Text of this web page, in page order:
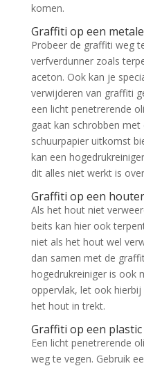
komen.
Graffiti op een
Probeer de graffiti weg
verfverdunner zoals
aceton. Ook kan je
verwijderen van graffiti
een licht penetrerende
gaat kan schrobben
schuurpapier uitkomst
kan een
dit alles niet werkt is
Graffiti op een
Als het hout niet
beits kan hier ook
niet als het hout wel
dan samen met de
hogedrukreiniger is ook
oppervlak, let ook
het hout in trekt.
Graffiti op een
Een licht penetrerende
weg te vegen. Gebruik